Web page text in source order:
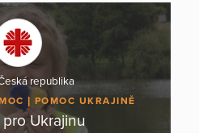
republika
POMOC UKRAJINĚ
Ukrajinu